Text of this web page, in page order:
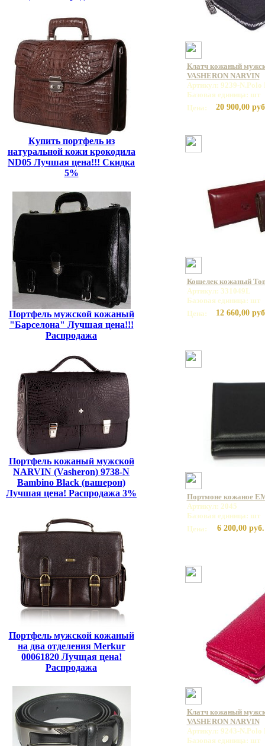
Купить портфель из
натуральной кожи крокодила
ND05 Лучшая цена!!! Скидка
5%
Портфель мужской кожаный
"Барселона" Лучшая цена!!!
Распродажа
Портфель кожаный мужской
NARVIN (Vasheron) 9738-N
Bambino Black (вашерон)
Лучшая цена! Распродажа 3%
Портфель мужской кожаный
на два отделения Merkur
00061820 Лучщая цена!
Распродажа
Клатч кожаный
VASHERON NARVIN
Артикул: 9239-N.Polo
Базовая единица: шт
Цена:
20 900,00
Кошелек кожаный
Артикул: 331049L
Базовая единица: шт
Цена:
12 660,00
Портмоне кожаное
Артикул: 2045
Базовая единица: шт
Цена:
6 200,00 руб.
Клатч кожаный
VASHERON NARVIN
Артикул: 9243-N.Polo
Базовая единица: шт